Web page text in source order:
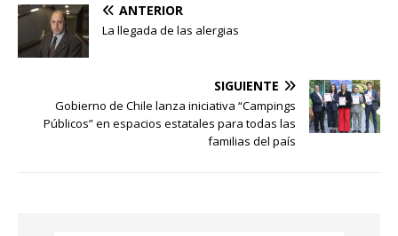
ANTERIOR
La llegada de las alergias
SIGUIENTE
Gobierno de Chile lanza iniciativa “Campings
Públicos” en espacios estatales para todas las
familias del país